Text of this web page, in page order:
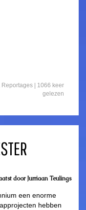
Reportages | 1066 keer
gelezen
door Jurriaan Teulings
een enorme
hebben